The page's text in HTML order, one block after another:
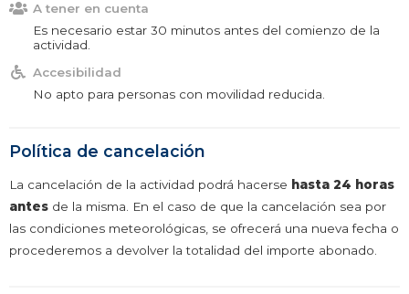
A tener en cuenta
Es necesario estar 30 minutos antes del comienzo de la
actividad.
Accesibilidad
No apto para personas con movilidad reducida.
Política de cancelación
La cancelación de la actividad podrá hacerse hasta 24 horas
antes de la misma. En el caso de que la cancelación sea por
las condiciones meteorológicas, se ofrecerá una nueva fecha o
procederemos a devolver la totalidad del importe abonado.